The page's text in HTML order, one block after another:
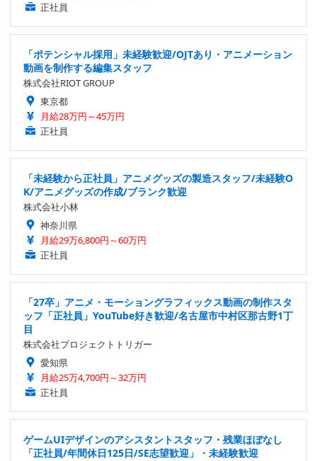
正社員
「ポテンシャル採用」未経験歓迎/OJTあり・アニメーション
動画を制作する編集スタッフ
株式会社RIOT GROUP
東京都
月給28万円～45万円
正社員
「未経験から正社員」アニメグッズの製造スタッフ/未経験O
K/アニメグッズの作成/ブランク歓迎
株式会社小林
神奈川県
月給29万6,800円～60万円
正社員
「27卒」アニメ・モーショングラフィックス動画の制作スタ
ッフ「正社員」YouTube好き歓迎/名古屋市中村区那古野1丁
目
株式会社プロジェクトトリガー
愛知県
月給25万4,700円～32万円
正社員
ゲームUIデザインのアシスタントスタッフ・残業ほぼなし
「正社員/年間休日125日/SE志望歓迎」・未経験歓迎